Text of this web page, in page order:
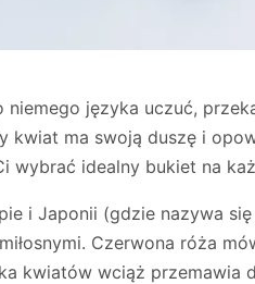
niemego języka uczuć,
kwiat ma swoją duszę i
wybrać idealny bukiet na
i Japonii (gdzie nazywa
Czerwona róża
kwiatów wciąż przemawia